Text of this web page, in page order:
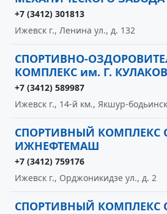
+7 (3412) 301813
Ижевск г., Ленина ул., д. 132
СПОРТИВНО-
КОМПЛЕКС им. Г.
+7 (3412) 589987
Ижевск г., 14-й км., Якшур-
СПОРТИВНЫЙ КОМПЛЕКС
ИЖНЕФТЕМАШ
+7 (3412) 759176
Ижевск г., Орджоникидзе ул., д. 2
СПОРТИВНЫЙ КОМПЛЕКС